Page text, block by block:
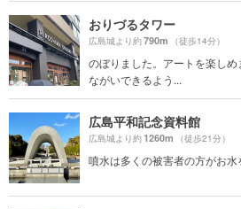
おりづるタワー
広島城より約790m （徒歩14分）
のぼりました。アートを楽し
ながいできるよう...
広島平和記念資料館
広島城より約1260m （徒歩21分）
噴水は多くの被害者の方がお水